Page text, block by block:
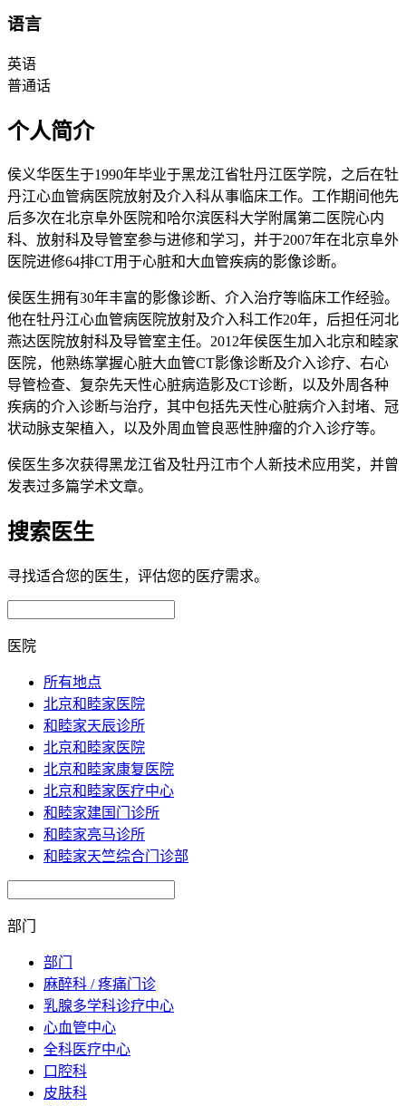
语言
英语
普通话
个人简介
侯义华医生于1990年毕业于黑龙江省牡丹江医学院，之后在牡
丹江心血管病医院放射及介入科从事临床工作。工作期间他先
后多次在北京阜外医院和哈尔滨医科大学附属第二医院心内
科、放射科及导管室参与进修和学习，并于2007年在北京阜外
医院进修64排CT用于心脏和大血管疾病的影像诊断。
侯医生拥有30年丰富的影像诊断、介入治疗等临床工作经验。
他在牡丹江心血管病医院放射及介入科工作20年，后担任河北
燕达医院放射科及导管室主任。2012年侯医生加入北京和睦家
医院，他熟练掌握心脏大血管CT影像诊断及介入诊疗、右心
导管检查、复杂先天性心脏病造影及CT诊断，以及外周各种
疾病的介入诊断与治疗，其中包括先天性心脏病介入封堵、冠
状动脉支架植入，以及外周血管良恶性肿瘤的介入诊疗等。
侯医生多次获得黑龙江省及牡丹江市个人新技术应用奖，并曾
发表过多篇学术文章。
搜索医生
寻找适合您的医生，评估您的医疗需求。
医院
所有地点
北京和睦家医院
和睦家天辰诊所
北京和睦家医院
北京和睦家康复医院
北京和睦家医疗中心
和睦家建国门诊所
和睦家亮马诊所
和睦家天竺综合门诊部
部门
部门
麻醉科 / 疼痛门诊
乳腺多学科诊疗中心
心血管中心
全科医疗中心
口腔科
皮肤科